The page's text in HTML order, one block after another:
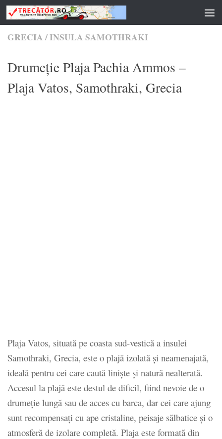
Skip to content
GRECIA/INSULA SAMOTHRAKI
Drumeție Plaja Pachia Ammos –
Plaja Vatos, Samothraki, Grecia
Plaja Vatos, situată pe coasta sud-vestică a insulei
Samothraki, Grecia, este o plajă izolată și neamenajată,
ideală pentru cei care caută liniște și natură nealterată.
Accesul la plajă este destul de dificil, fiind nevoie de o
drumeție lungă sau de acces cu barca, dar cei care ajung
sunt recompensați cu ape cristaline, peisaje sălbatice și o
atmosferă de izolare completă. Plaja este formată din